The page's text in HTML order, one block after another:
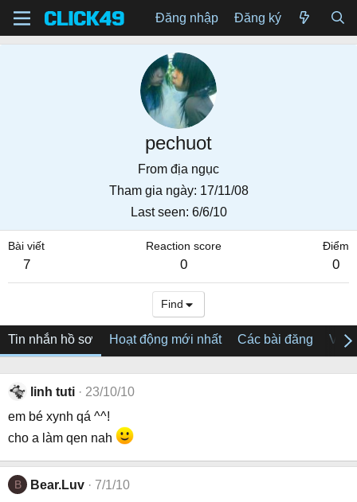
Đăng nhập Đăng ký
pechuot
From địa ngục
Tham gia ngày 17/11/08
Last seen 6/6/10
Bài viết
7
Reaction score
0
Điểm
0
Find
Tin nhắn hồ sơ Hoạt động mới nhất Các bài đăng Về
linh tuti
23/10/10
em bé xynh qá ^^!
cho a làm qen nah
B Bear.Luv
7/1/10